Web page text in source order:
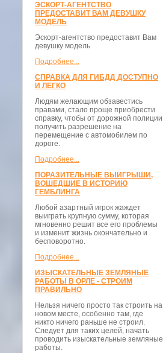
ЭСКОРТ-АГЕНТСТВО
ПРЕДОСТАВИТ ВАМ ДЕВУШКУ
МОДЕЛЬ
Эскорт-агентство предоставит Вам
девушку модель
Подробнее...
СПРАВКА ДЛЯ ГИБДД ДОСТУПНО
И ЛЕГКО
Людям желающим обзавестись
правами, стало проще приобрести
справку, чтобы от дорожной полиции
получить разрешение на
перемещение с автомобилем по
дороге.
Подробнее...
ПОРАЗИТЕЛЬНЫЕ ВЫИГРЫШИ,
ВОШЕДШИЕ В ИСТОРИЮ
ГЕМБЛИНГА
Любой азартный игрок жаждет
выиграть крупную сумму, которая
мгновенно решит все его проблемы
и изменит жизнь окончательно и
бесповоротно.
Подробнее...
ИЗЫСКАТЕЛЬНЫЕ ЗЕМЛЯНЫЕ
РАБОТЫ В ОРЛЕ - СТРОИМ
ПРАВИЛЬНО
Нельзя ничего просто так строить на
новом месте, особенно там, где
никто ничего раньше не строил.
Следует для таких целей, начать
проводить изыскательные земляные
работы.